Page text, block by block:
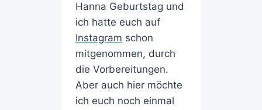
Hanna Geburtstag und
ich hatte euch auf
Instagram schon
mitgenommen, durch
die Vorbereitungen.
Aber auch hier möchte
ich euch noch einmal